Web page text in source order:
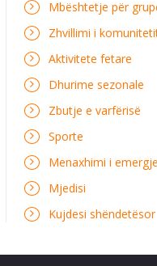
Mbështetje për
Zhvillimi i
Aktivitete fetare
Dhurime sezonale
Zbutje e varfërisë
Sporte
Menaxhimi i
Mjedisi
Kujdesi shëndetësor